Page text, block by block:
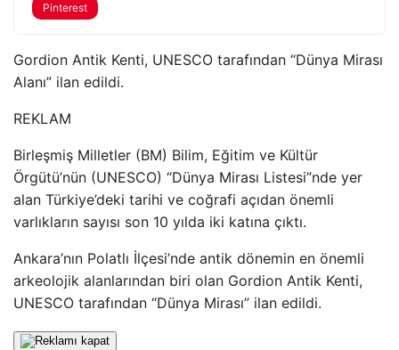
Pinterest
Gordion Antik Kenti, UNESCO tarafından “Dünya Mirası
Alanı” ilan edildi.
REKLAM
Birleşmiş Milletler (BM) Bilim, Eğitim ve Kültür
Örgütü’nün (UNESCO) “Dünya Mirası Listesi”nde yer
alan Türkiye’deki tarihi ve coğrafi açıdan önemli
varlıkların sayısı son 10 yılda iki katına çıktı.
Ankara’nın Polatlı İlçesi’nde antik dönemin en önemli
arkeolojik alanlarından biri olan Gordion Antik Kenti,
UNESCO tarafından “Dünya Mirası” ilan edildi.